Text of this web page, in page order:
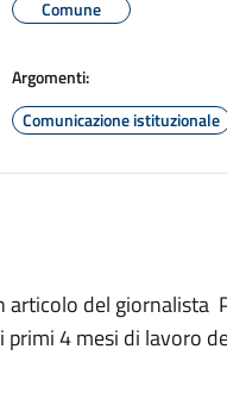
Comune
Argomenti:
Comunicazione istituzionale
articolo del giornalista
4 mesi di lavoro